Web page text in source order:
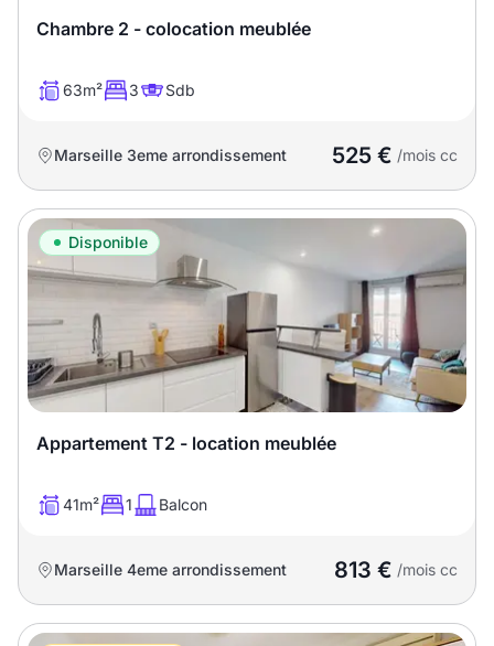
Chambre 2 - colocation meublée
63m² 3 Sdb
Marseille 3eme arrondissement 525 € /mois cc
Disponible
Appartement T2 - location meublée
41m² 1 Balcon
Marseille 4eme arrondissement 813 € /mois cc